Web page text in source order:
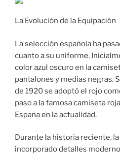
La Evolución de la Equipación
La selección española ha
cuanto a su uniforme.
color azul oscuro en la
pantalones y medias negras.
de 1920 se adoptó el rojo
paso a la famosa camiseta
España en la actualidad.
Durante la historia reciente,
incorporado detalles